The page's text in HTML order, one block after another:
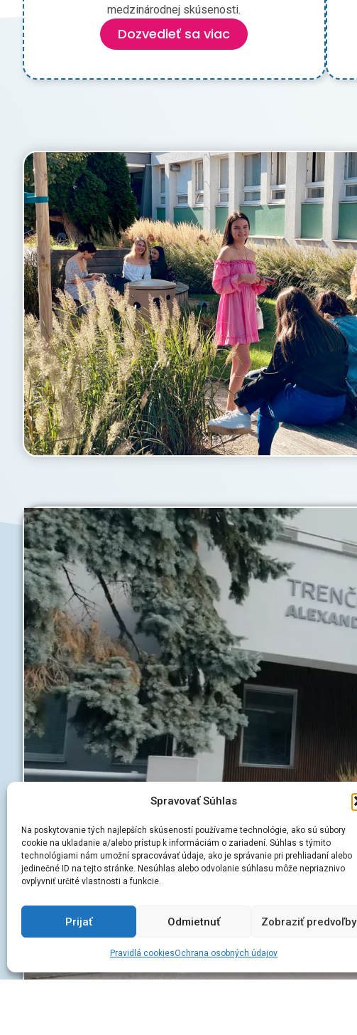
Spravovať Súhlas
Na poskytovanie tých najlepších skúseností používame technológie, ako sú súbory
cookie na ukladanie a/alebo prístup k informáciám o zariadení. Súhlas s týmito
technológiami nám umožní spracovávať údaje, ako je správanie pri prehliadaní alebo
jedinečné ID na tejto stránke. Nesúhlas alebo odvolanie súhlasu môže nepriaznivo
ovplyvniť určité vlastnosti a funkcie.
Prijať Odmietnuť Zobraziť predvoľby
Pravidlá cookiesOchrana osobných údajov
medzinárodnej skúsenosti.
Dozvedieť sa viac